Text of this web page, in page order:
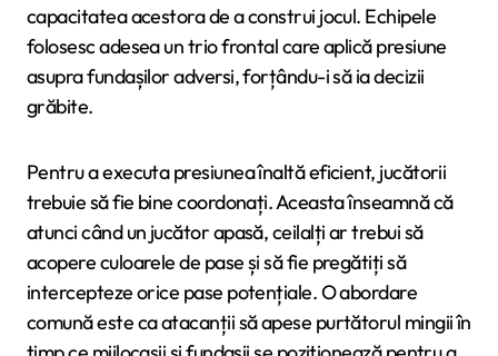
capacitatea acestora de a construi jocul. Echipele
folosesc adesea un trio frontal care aplică presiune
asupra fundașilor adversi, forțându-i să ia decizii
grăbite.
Pentru a executa presiunea înaltă eficient, jucătorii
trebuie să fie bine coordonați. Aceasta înseamnă că
atunci când un jucător apasă, ceilalți ar trebui să
acopere culoarele de pase și să fie pregătiți să
intercepteze orice pase potențiale. O abordare
comună este ca atacanții să apese purtătorul mingii în